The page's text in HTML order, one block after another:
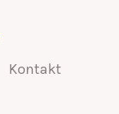
Kontakt